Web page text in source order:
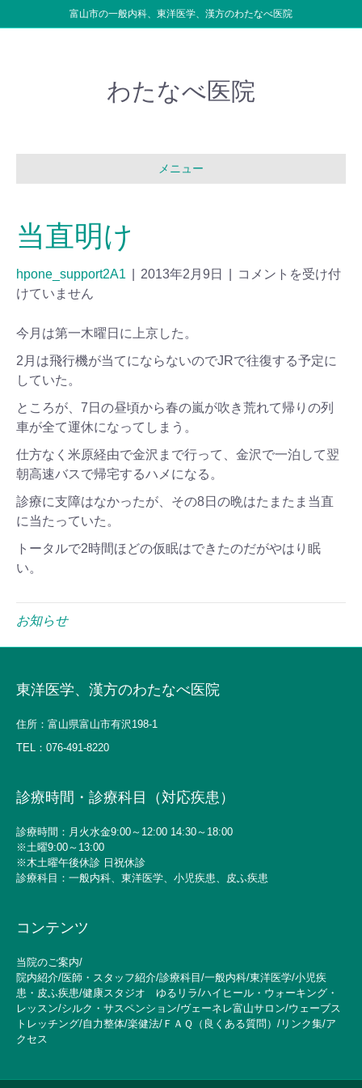
富山市の一般内科、東洋医学、漢方のわたなべ医院
わたなべ医院
メニュー
当直明け
hpone_support2A1 2013年2月9日
コメントを受け付
けていません
今月は第一木曜日に上京した。
2月は飛行機が当てにならないのでJRで往復する予定に
していた。
ところが、7日の昼頃から春の嵐が吹き荒れて帰りの列
車が全て運休になってしまう。
仕方なく米原経由で金沢まで行って、金沢で一泊して翌
朝高速バスで帰宅するハメになる。
診療に支障はなかったが、その8日の晩はたまたま当直
に当たっていた。
トータルで2時間ほどの仮眠はできたのだがやはり眠
い。
お知らせ
東洋医学、漢方のわたなべ医院
住所：富山県富山市有沢198-1
TEL： 076-491-8220
診療時間・診療科目（対応疾患）
診療時間：月火水金9:00～12:00 14:30～18:00
※土曜9:00～13:00
※木土曜午後休診 日祝休診
診療科目：一般内科、東洋医学、小児疾患、皮ふ疾患
コンテンツ
当院のご案内/
院内紹介/医師・スタッフ紹介/診療科目 /一般内科/東洋医学/小児疾
患・皮ふ疾患/健康スタジオ ゆるリラ/ハイヒール・ウォーキング・
レッスン/シルク・サスペンション/ヴェーネレ富山サロン/ウェーブス
トレッチング/自力整体/楽健法/ ＦＡＱ（良くある質問） / リンク集/ア
クセス